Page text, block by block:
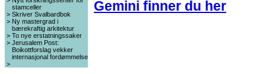
stamceller
> Skriver Svalbardbok
> Ny mastergrad i
bærekraftig arkitektur
> To nye erstatningssaker
> Jerusalem Post:
Boikottforslag vekker
internasjonal fordømmelse
>
Gemini finner du her